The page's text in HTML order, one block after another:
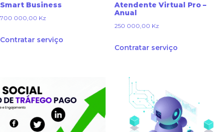
Smart Business
700 000,00 Kz
Contratar serviço
Atendente Virtual Pro –
Anual
250 000,00 Kz
Contratar serviço